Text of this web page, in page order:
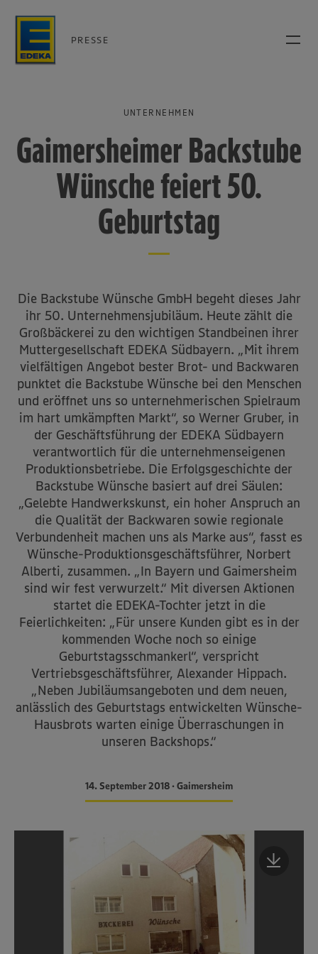
PRESSE
UNTERNEHMEN
Gaimersheimer Backstube
Wünsche feiert 50.
Geburtstag
Die Backstube Wünsche GmbH begeht dieses Jahr
ihr 50. Unternehmensjubiläum. Heute zählt die
Großbäckerei zu den wichtigen Standbeinen ihrer
Muttergesellschaft EDEKA Südbayern. „Mit ihrem
vielfältigen Angebot bester Brot- und Backwaren
punktet die Backstube Wünsche bei den Menschen
und eröffnet uns so unternehmerischen Spielraum
im hart umkämpften Markt“, so Werner Gruber, in
der Geschäftsführung der EDEKA Südbayern
verantwortlich für die unternehmenseigenen
Produktionsbetriebe. Die Erfolgsgeschichte der
Backstube Wünsche basiert auf drei Säulen:
„Gelebte Handwerkskunst, ein hoher Anspruch an
die Qualität der Backwaren sowie regionale
Verbundenheit machen uns als Marke aus“, fasst es
Wünsche-Produktionsgeschäftsführer, Norbert
Alberti, zusammen. „In Bayern und Gaimersheim
sind wir fest verwurzelt.“ Mit diversen Aktionen
startet die EDEKA-Tochter jetzt in die
Feierlichkeiten: „Für unsere Kunden gibt es in der
kommenden Woche noch so einige
Geburtstagsschmankerl“, verspricht
Vertriebsgeschäftsführer, Alexander Hippach.
„Neben Jubiläumsangeboten und dem neuen,
anlässlich des Geburtstags entwickelten Wünsche-
Hausbrots warten einige Überraschungen in
unseren Backshops.“
14. September 2018 • Gaimersheim